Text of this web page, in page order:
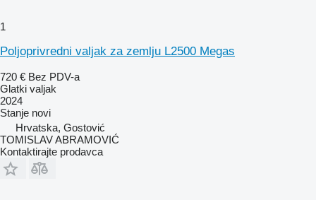
1
Poljoprivredni valjak za zemlju L2500 Megas
720 € Bez PDV-a
Glatki valjak
2024
Stanje novi
Hrvatska, Gostović
TOMISLAV ABRAMOVIĆ
Kontaktirajte prodavca